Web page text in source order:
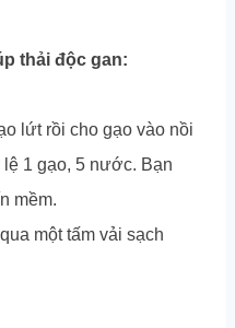
thải độc gan:
lứt rồi cho gạo vào nồi
1 gạo, 5 nước. Bạn
mềm.
một tấm vải sạch